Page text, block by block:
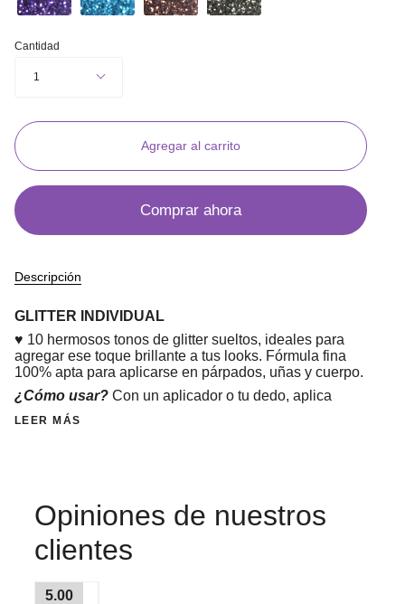
Cantidad
1
Agregar al carrito
Comprar ahora
Descripción
GLITTER INDIVIDUAL
♥ 10 hermosos tonos de glitter sueltos, ideales para
agregar ese toque brillante a tus looks. Fórmula fina
100% apta para aplicarse en párpados, uñas y cuerpo.
¿Cómo usar? Con un aplicador o tu dedo, aplica
LEER MÁS
Opiniones de nuestros
clientes
5.00